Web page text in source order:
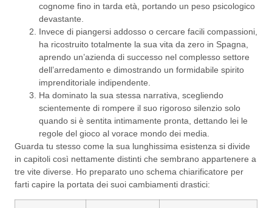
cognome fino in tarda età, portando un peso psicologico
devastante.
Invece di piangersi addosso o cercare facili compassioni,
ha ricostruito totalmente la sua vita da zero in Spagna,
aprendo un’azienda di successo nel complesso settore
dell’arredamento e dimostrando un formidabile spirito
imprenditoriale indipendente.
Ha dominato la sua stessa narrativa, scegliendo
scientemente di rompere il suo rigoroso silenzio solo
quando si è sentita intimamente pronta, dettando lei le
regole del gioco al vorace mondo dei media.
Guarda tu stesso come la sua lunghissima esistenza si divide
in capitoli così nettamente distinti che sembrano appartenere a
tre vite diverse. Ho preparato uno schema chiarificatore per
farti capire la portata dei suoi cambiamenti drastici: